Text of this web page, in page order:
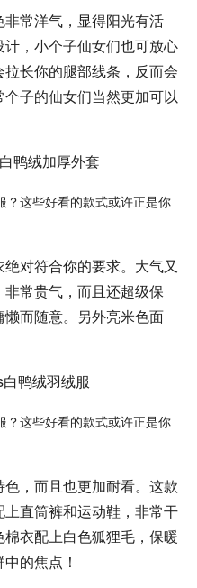
常洋气，显得阳光有活
，小个子仙女们也可放心
长你的腿部线条，反而会
子的仙女们当然更加可以
鸭绒加厚外套
对符合你的要求。大气又
常贵气，而且还超级保
而随意。另外亮米色面
鸭绒羽绒服
，而且也更加耐看。这款
直筒裤和运动鞋，非常干
衣配上白色狐狸毛，保暖
的焦点！